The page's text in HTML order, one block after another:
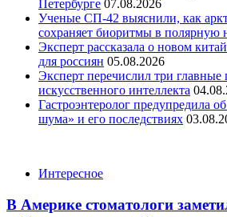
Петербурге 07.08.2026
Ученые СП-42 выяснили, как
сохраняет биоритмы в полярную
Эксперт рассказала о новом
для россиян 05.08.2026
Эксперт перечислил три
искусственного интеллекта
Гастроэнтеролог предупредила
шума» и его последствиях
CategoriesИнтересное
В Америке стоматологи